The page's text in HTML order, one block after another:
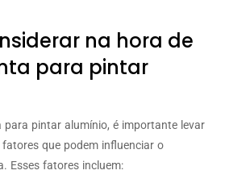
na hora de
para pintar
para pintar alumínio, é importante levar
que podem influenciar o
Esses fatores incluem: